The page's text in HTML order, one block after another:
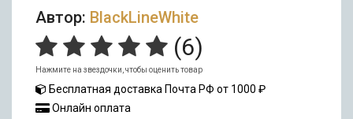
Автор: BlackLineWhite
(6)
Нажмите на звездочки, чтобы оценить товар
Бесплатная доставка Почта РФ от 1000 ₽
Онлайн оплата